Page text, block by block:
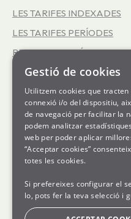
LES TARIFES INDEXADES
LES TARIFES PERÍODES
REPRESENTACIÓ EN EL
EFICIÈNCIA ENERGÈTICA
LA COOPERATIVA SOM
LES TARIFES 3.0TD
LES TARIFES D'ALTA TENSIÓ
GENERATION kWh
ENCARA NO TINC LA
OFICINA VIRTUAL
Gestió de cookies
Utilitzem cookies que tracten
connexió i/o del dispositiu,
de navegació per facilitar la
podem analitzar
web per poder aplicar
“Acceptar cookies”
totes les cookies.
Si prefereixes configurar el
lo, pots fer la teva selecció i